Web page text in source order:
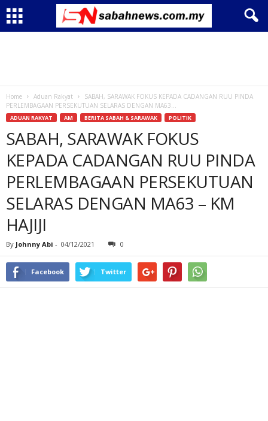
Home Aduan Rakyat
SABAH, SARAWAK FOKUS KEPADA CADANGAN RUU PINDA
PERLEMBAGAAN PERSEKUTUAN SELARAS DENGAN MA63...
ADUAN RAKYAT AM BERITA SABAH & SARAWAK POLITIK
SABAH, SARAWAK FOKUS
KEPADA CADANGAN RUU PINDA
PERLEMBAGAAN PERSEKUTUAN
SELARAS DENGAN MA63 – KM
HAJIJI
By Johnny Abi - 04/12/2021 0
Facebook Twitter